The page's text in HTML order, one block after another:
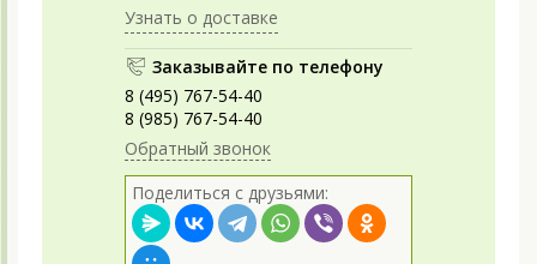
Узнать о доставке
Заказывайте по телефону
8 (495) 767-54-40
8 (985) 767-54-40
Обратный звонок
Поделиться с друзьями: